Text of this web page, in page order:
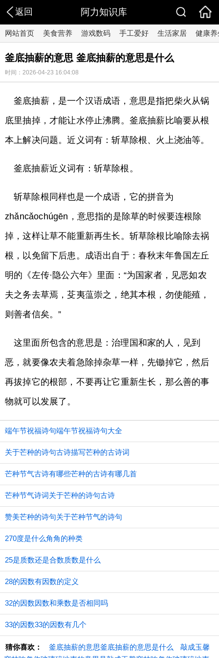
返回 阿力知识库
网站首页 美食营养 游戏数码 手工爱好 生活家居 健康养
釜底抽薪的意思 釜底抽薪的意思是什么
时间：2026-04-23 16:04:08
釜底抽薪，是一个汉语成语，意思是指把柴火从锅
底里抽掉，才能让水停止沸腾。釜底抽薪比喻要从根
本上解决问题。近义词有：斩草除根、火上浇油等。
釜底抽薪近义词有：斩草除根。
斩草除根同样也是一个成语，它的拼音为
zhǎncǎochúgēn，意思指的是除草的时候要连根除
掉，这样让草不能重新再生长。斩草除根比喻除去祸
根，以免留下后患。成语出自于：春秋末年鲁国左丘
明的《左传·隐公六年》里面：“为国家者，见恶如农
夫之务去草焉，芟夷蕰崇之，绝其本根，勿使能殖，
则善者信矣。”
这里面所包含的意思是：治理国和家的人，见到
恶，就要像农夫着急除掉杂草一样，先锄掉它，然后
再拔掉它的根部，不要再让它重新生长，那么善的事
物就可以发展了。
端午节祝福诗句端午节祝福诗句大全
关于芒种的诗句古诗描写芒种的古诗词
芒种节气古诗有哪些芒种的古诗有哪几首
芒种节气诗词关于芒种的诗句古诗
赞美芒种的诗句关于芒种节气的诗句
270度是什么角角的种类
25是质数还是合数质数是什么
28的因数有因数的定义
32的因数因数和乘数是否相同吗
33的因数33的因数有几个
猜你喜欢： 釜底抽薪的意思釜底抽薪的意思是什么
敲成玉馨